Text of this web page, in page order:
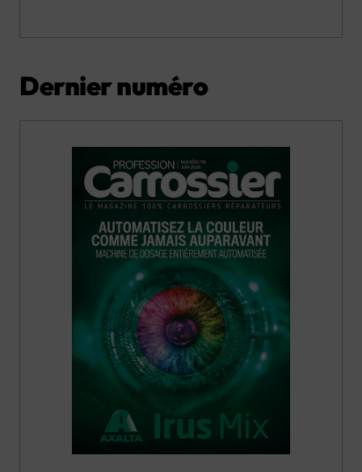
Dernier numéro